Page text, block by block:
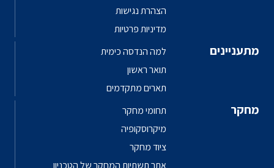
הצהרת נגישות
מדיניות פרטיות
מתעניינים
למה הנדסה כימית
תואר ראשון
תארים מתקדמים
מחקר
תחומי מחקר
מיקרוסקופיה
ציוד מחקר
אתר תשתיות המחקר של הטכניון